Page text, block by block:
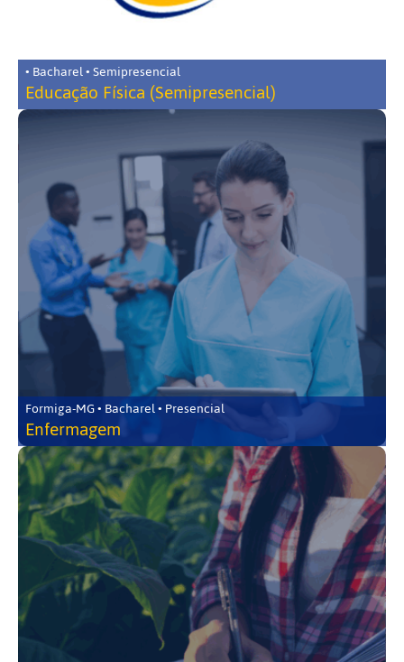
• Bacharel • Semipresencial
Educação Física (Semipresencial)
Formiga-MG • Bacharel • Presencial
Enfermagem